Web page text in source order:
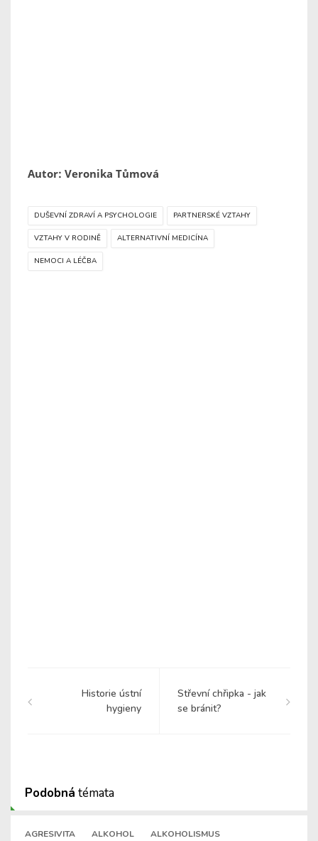
Autor: Veronika Tůmová
DUŠEVNÍ ZDRAVÍ A PSYCHOLOGIE PARTNERSKÉ VZTAHY
VZTAHY V RODINĚ ALTERNATIVNÍ MEDICÍNA
NEMOCI A LÉČBA
Historie ústní
hygieny
Střevní chřipka - jak
se bránit?
Podobná témata
AGRESIVITA ALKOHOL
ALKOHOLISMUS